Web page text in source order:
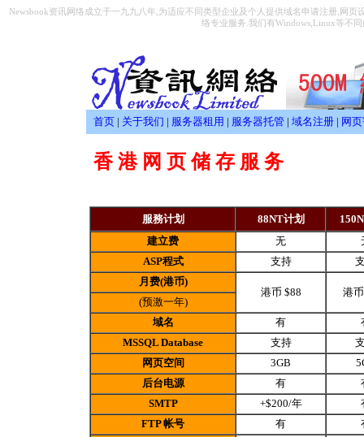
Newsbook资讯网络成立于一九九八年,为适应不同类型企业及个人提供域名申请注册,网
络专业服务.我们有Windows,Linux等不
首页 | 关于我们 | 服务器租用 | 服务器托管 | 域名注册 | 网
香 港 网 页 储 存 服 务
服務计划 88NT计划
建立费
无
ASP程式 支持
月费(港币)
港币 $88
港
(预激一年)
域名
有
MSSQL Database
支持
网页空间
3GB
后台电源
有
SMTP
+$200/年
FTP帐号 有